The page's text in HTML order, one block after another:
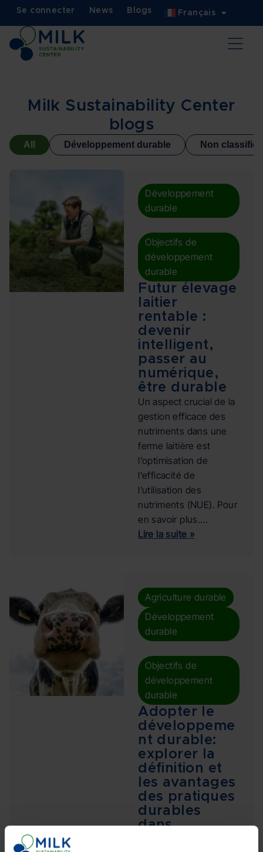
Se connecter News Blogs Français
Milk Sustainability Center
blogs
Développement durable Non classifié
All
Développement
durable
Objectifs de
développement
durable
Futur élevage
laitier
rentable :
devenir
intelligent,
passer au
numérique,
être durable
Un aspect crucial de la
gestion efficace des
nutriments dans une
ferme laitière est
l’optimisation de
l’efficacité de
l’utilisation des
nutriments (NUE). Pour
en savoir plus....
Lire la suite »
Agriculture durable
,
Développement
durable
Objectifs de
développement
durable
Adopter le
développeme
nt durable:
explorer la
définition et
les avantages
des pratiques
durables
dans